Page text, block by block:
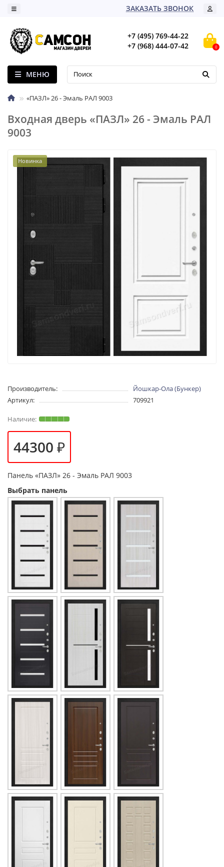
ЗАКАЗАТЬ ЗВОНОК
+7 (495) 769-44-22
+7 (968) 444-07-42
0
МЕНЮ
«ПАЗЛ» 26 - Эмаль РАЛ 9003
Входная дверь «ПАЗЛ» 26 - Эмаль РАЛ
9003
Новинка
Производитель:
Йошкар-Ола (Бункер)
Артикул:
709921
44300 ₽
Панель «ПАЗЛ» 26 - Эмаль РАЛ 9003
Выбрать панель